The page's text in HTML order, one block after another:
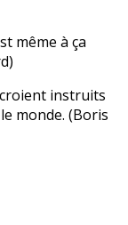
même à ça
croient instruits
monde. (Boris